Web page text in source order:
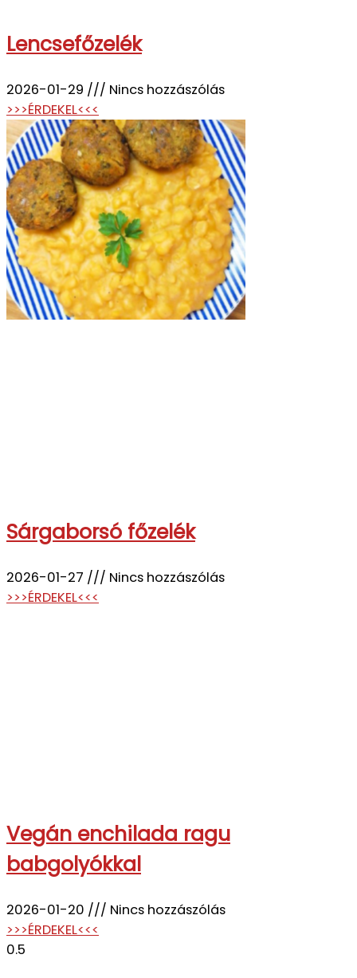
Lencsefőzelék
2026-01-29
Nincs hozzászólás
>>>ÉRDEKEL<<<
Sárgaborsó főzelék
2026-01-27
Nincs hozzászólás
>>>ÉRDEKEL<<<
Vegán enchilada ragu
babgolyókkal
2026-01-20
Nincs hozzászólás
>>>ÉRDEKEL<<<